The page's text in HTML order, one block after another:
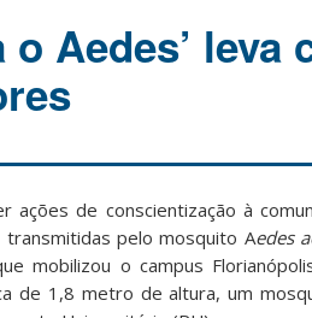
o Aedes’
ações de conscientização à
transmitidas pelo mosquito Aedes
mobilizou o campus
de 1,8 metro de altura, um